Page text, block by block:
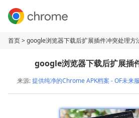
首页> google浏览器下载后扩展插件冲突处理方
google浏览器下载后扩展插
来源:提供纯净的Chrome APK档案 - OF未来